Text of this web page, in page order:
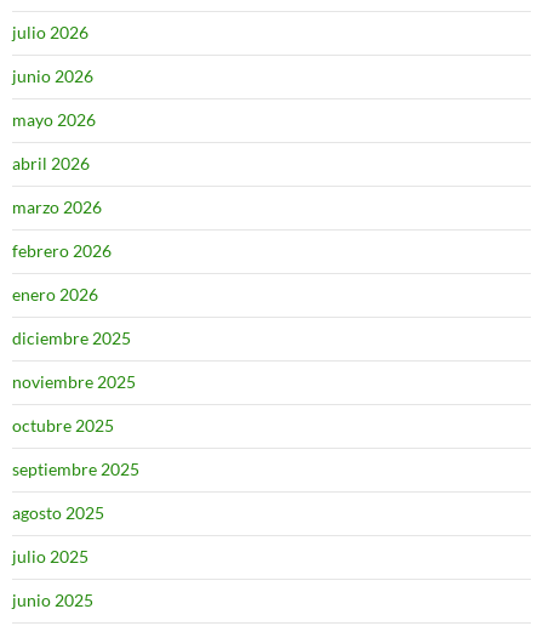
julio 2026
junio 2026
mayo 2026
abril 2026
marzo 2026
febrero 2026
enero 2026
diciembre 2025
noviembre 2025
octubre 2025
septiembre 2025
agosto 2025
julio 2025
junio 2025